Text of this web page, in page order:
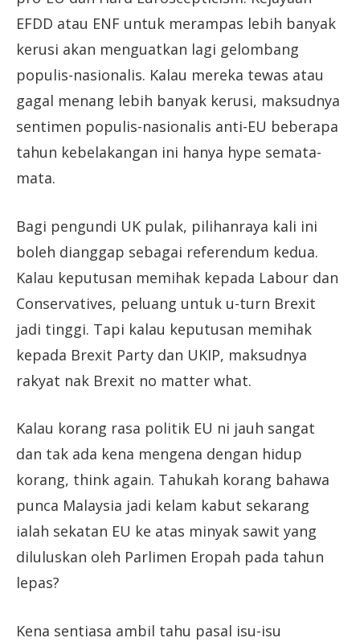
EFDD atau ENF untuk merampas lebih banyak
kerusi akan menguatkan lagi gelombang
populis-nasionalis. Kalau mereka tewas atau
gagal menang lebih banyak kerusi, maksudnya
sentimen populis-nasionalis anti-EU beberapa
tahun kebelakangan ini hanya hype semata-
mata.
Bagi pengundi UK pulak, pilihanraya kali ini
boleh dianggap sebagai referendum kedua.
Kalau keputusan memihak kepada Labour dan
Conservatives, peluang untuk u-turn Brexit
jadi tinggi. Tapi kalau keputusan memihak
kepada Brexit Party dan UKIP, maksudnya
rakyat nak Brexit no matter what.
Kalau korang rasa politik EU ni jauh sangat
dan tak ada kena mengena dengan hidup
korang, think again. Tahukah korang bahawa
punca Malaysia jadi kelam kabut sekarang
ialah sekatan EU ke atas minyak sawit yang
diluluskan oleh Parlimen Eropah pada tahun
lepas?
Kena sentiasa ambil tahu pasal isu-isu